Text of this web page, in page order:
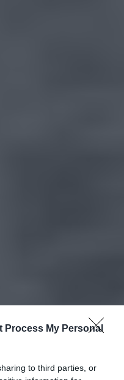
Process My Personal
to third parties, or